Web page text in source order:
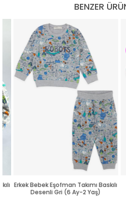
BENZER
Erkek Bebek Eşofman Takımı Baskılı
Desenli Gri (6 Ay-2 Yaş)